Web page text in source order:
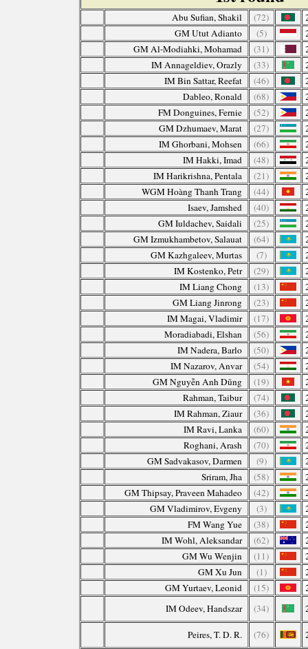
Abu Sufian, Shakil (72)
GM Utut Adianto
(5)
GM Al-Modiahki, Mohamad
(31)
IM Annageldiev, Orazly
(33)
IM Bin Sattar, Reefat
(46)
Dableo, Ronald
(68)
FM Donguines, Fernie
(52)
GM Dzhumaev, Marat
(27)
IM Ghorbani, Mohsen
(66)
IM Hakki, Imad
(48)
IM Harikrishna, Pentala
(21)
WGM Hoàng Thanh Trang
(44)
Isaev, Jamshed
(40)
GM Iuldachev, Saidali
(25)
GM Izmukhambetov, Salauat
(64)
GM Kazhgaleev, Murtas
(7)
IM Kostenko, Petr
(29)
IM Liang Chong
(13)
GM Liang Jinrong
(23)
IM Magai, Vladimir
(17)
Moradiabadi, Elshan
(56)
IM Nadera, Barlo
(50)
IM Nazarov, Anvar
(54)
GM Nguyễn Anh Dũng
(19)
Rahman, Taibur
(74)
IM Rahman, Ziaur
(36)
IM Ravi, Lanka
(60)
Roghani, Arash
(70)
GM Sadvakasov, Darmen
(9)
Sriram, Jha
(58)
GM Thipsay, Praveen Mahadeo
(42)
GM Vladimirov, Evgeny
(3)
FM Wang Yue
(38)
IM Wohl, Aleksandar
(62)
GM Wu Wenjin
(11)
GM Xu Jun
(1)
GM Yurtaev, Leonid
(15)
IM Odeev, Handszar
(34)
Peires, T. D. R. (76)